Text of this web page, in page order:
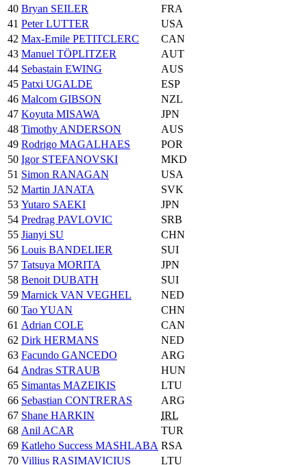
40 Bryan SEILER
FRA
41 Peter LUTTER
USA
42 Max-Emile PETITCLERC
CAN
43 Manuel TÖPLITZER
AUT
44 Sebastain EWING
AUS
45 Patxi UGALDE
ESP
46 Malcom GIBSON
NZL
47 Koyuta MISAWA
JPN
48 Timothy ANDERSON
AUS
49 Rodrigo MAGALHAES
POR
50 Igor STEFANOVSKI
MKD
51 Simon RANAGAN
USA
52 Martin JANATA
SVK
53 Yutaro SAEKI
JPN
54 Predrag PAVLOVIC
SRB
55 Jianyi SU
CHN
56 Louis BANDELIER
SUI
57 Tatsuya MORITA
JPN
58 Benoit DUBATH
SUI
59 Marnick VAN VEGHEL
NED
60 Tao YUAN
CHN
61 Adrian COLE
CAN
62 Dirk HERMANS
NED
63 Facundo GANCEDO
ARG
64 Andras STRAUB
HUN
65 Simantas MAZEIKIS
LTU
66 Sebastian CONTRERAS
ARG
67 Shane HARKIN
IRL
68 Anil ACAR
TUR
69 Katleho Success MASHLABA RSA
70 Villius RASIMAVICIUS LTU